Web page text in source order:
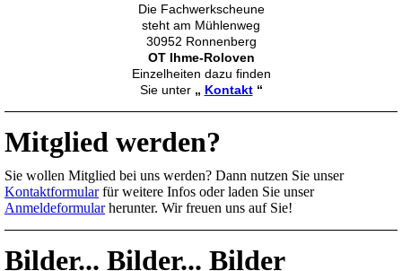
Die Fachwerkscheune
steht am Mühlenweg
30952 Ronnenberg
OT Ihme-Roloven
Einzelheiten dazu finden
Sie unter „ Kontakt“
Mitglied werden?
Sie wollen Mitglied bei uns werden? Dann nutzen Sie unser
Kontaktformularfür weitere Infos oder laden Sie unser
Anmeldeformularherunter. Wir freuen uns auf Sie!
Bilder... Bilder... Bilder